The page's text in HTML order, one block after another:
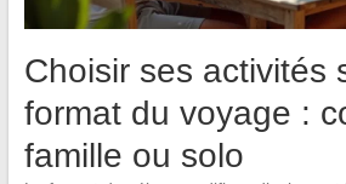
Choisir ses activités
format du voyage :
famille ou solo